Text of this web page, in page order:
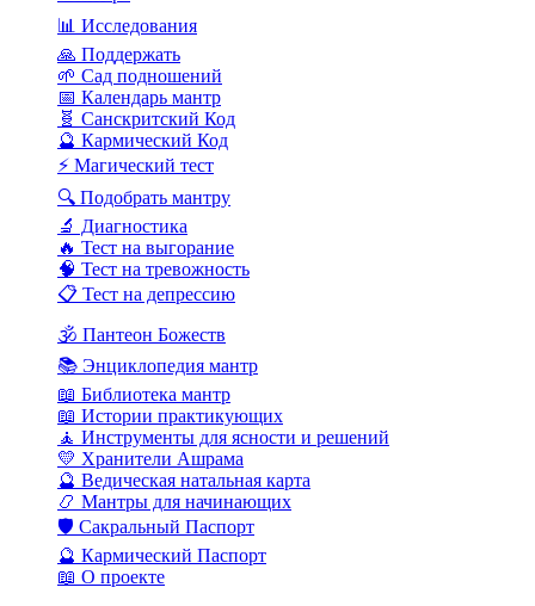
📊 Исследования
🙏 Поддержать
🌱 Сад подношений
📅 Календарь мантр
🧬 Санскритский Код
🔮 Кармический Код
⚡ Магический тест
🔍 Подобрать мантру
🔬 Диагностика
🔥 Тест на выгорание
🧠 Тест на тревожность
📋 Тест на депрессию
🕉️ Пантеон Божеств
📚 Энциклопедия мантр
📖 Библиотека мантр
📖 Истории практикующих
🧘 Инструменты для ясности и решений
💛 Хранители Ашрама
🔮 Ведическая натальная карта
📿 Мантры для начинающих
🛡️ Сакральный Паспорт
🔮 Кармический Паспорт
📖 О проекте